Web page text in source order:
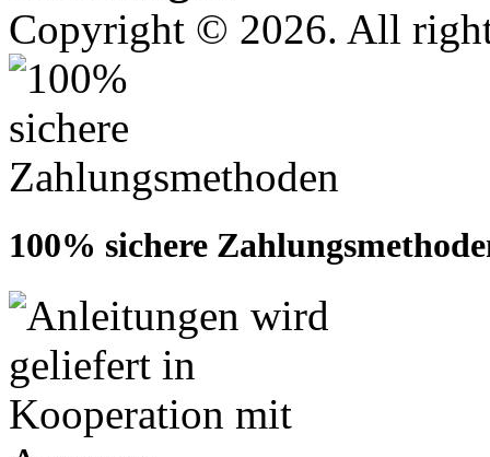
Copyright © 2026. All
100% sichere